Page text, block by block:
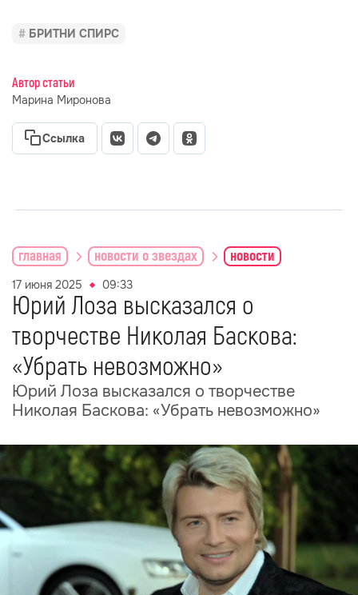
БРИТНИ СПИРС
Автор статьи
Марина Миронова
Ссылка
главная новости о звездах новости
17 июня 2025 09:33
Юрий Лоза высказался о
творчестве Николая Баскова:
«Убрать невозможно»
Юрий Лоза высказался о творчестве
Николая Баскова: «Убрать невозможно»